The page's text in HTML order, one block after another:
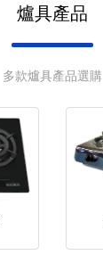
爐具產品
多款爐具產品選購